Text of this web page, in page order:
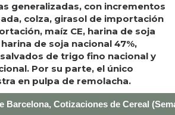
generalizadas, con incrementos
colza, girasol de importación
maíz CE, harina de soja
de soja nacional 47%,
de trigo fino nacional y
Por su parte, el único
en pulpa de remolacha.
Barcelona, Cotizaciones de Cereal